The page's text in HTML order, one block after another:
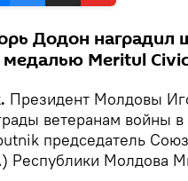
Додон наградил
медалью Meritul
Президент Молдовы
ветеранам войны
председатель
Республики Молдова